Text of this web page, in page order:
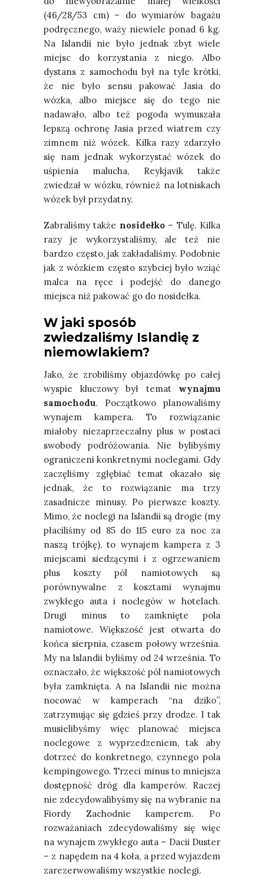
(46/28/53 cm) – do wymiarów bagażu
podręcznego, waży niewiele ponad 6 kg.
Na Islandii nie było jednak zbyt wiele
miejsc do korzystania z niego. Albo
dystans z samochodu był na tyle krótki,
że nie było sensu pakować Jasia do
wózka, albo miejsce się do tego nie
nadawało, albo też pogoda wymuszała
lepszą ochronę Jasia przed wiatrem czy
zimnem niż wózek. Kilka razy zdarzyło
się nam jednak wykorzystać wózek do
uśpienia malucha, Reykjavik także
zwiedzał w wózku, również na lotniskach
wózek był przydatny.
Zabraliśmy także nosidełko– Tulę. Kilka
razy je wykorzystaliśmy, ale też nie
bardzo często, jak zakładaliśmy. Podobnie
jak z wózkiem często szybciej było wziąć
malca na ręce i podejść do danego
miejsca niż pakować go do nosidełka.
W jaki sposób
zwiedzaliśmy Islandię z
niemowlakiem?
Jako, że zrobiliśmy objazdówkę po całej
wyspie kluczowy był temat wynajmu
samochodu. Początkowo planowaliśmy
wynajem kampera. To rozwiązanie
miałoby niezaprzeczalny plus w postaci
swobody podróżowania. Nie bylibyśmy
ograniczeni konkretnymi noclegami. Gdy
zaczęliśmy zgłębiać temat okazało się
jednak, że to rozwiązanie ma trzy
zasadnicze minusy. Po pierwsze koszty.
Mimo, że noclegi na Islandii są drogie (my
płaciliśmy od 85 do 115 euro za noc za
naszą trójkę), to wynajem kampera z 3
miejscami siedzącymi i z ogrzewaniem
plus koszty pól namiotowych są
porównywalne z kosztami wynajmu
zwykłego auta i noclegów w hotelach.
Drugi minus to zamknięte pola
namiotowe. Większość jest otwarta do
końca sierpnia, czasem połowy września.
My na Islandii byliśmy od 24 września. To
oznaczało, że większość pól namiotowych
była zamknięta. A na Islandii nie można
nocować w kamperach “na dziko”,
zatrzymując się gdzieś przy drodze. I tak
musielibyśmy więc planować miejsca
noclegowe z wyprzedzeniem, tak aby
dotrzeć do konkretnego, czynnego pola
kempingowego. Trzeci minus to mniejsza
dostępność dróg dla kamperów. Raczej
nie zdecydowalibyśmy się na wybranie na
Fiordy Zachodnie kamperem. Po
rozważaniach zdecydowaliśmy się więc
na wynajem zwykłego auta – Dacii Duster
– z napędem na 4 koła, a przed wyjazdem
zarezerwowaliśmy wszystkie noclegi.